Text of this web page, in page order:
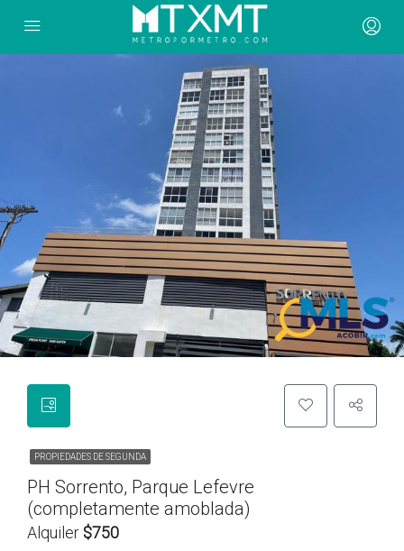
PROPIEDADES DE SEGUNDA
PH Sorrento, Parque Lefevre
(completamente amoblada)
Alquiler $750